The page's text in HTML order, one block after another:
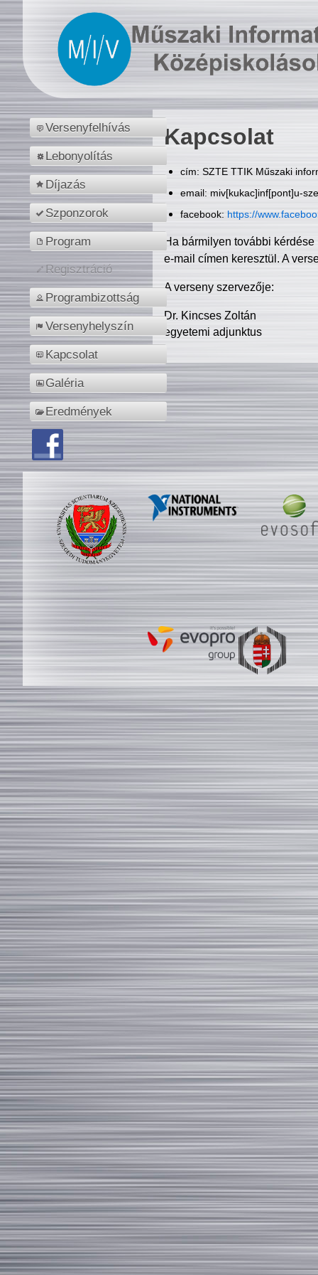
Versenyfelhívás
Lebonyolítás
Díjazás
Szponzorok
Program
Regisztráció
Programbizottság
Versenyhelyszín
Kapcsolat
Galéria
Eredmények
Kapcsolat
cím: SZTE TTIK Műszaki
email: miv[kukac]inf[pont]u-
facebook: https://
Ha bármilyen további
e-mail címen keresztül. A
A verseny szervezője:
Dr. Kincses Zoltán
egyetemi adjunktus